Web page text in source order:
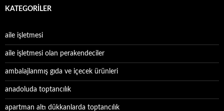
KATEGORILER
aile işletmesi
aile işletmesi olan perakendeciler
ambalajlanmış gıda ve içecek ürünleri
anadoluda toptancılık
apartman altı dükkanlarda toptancılık